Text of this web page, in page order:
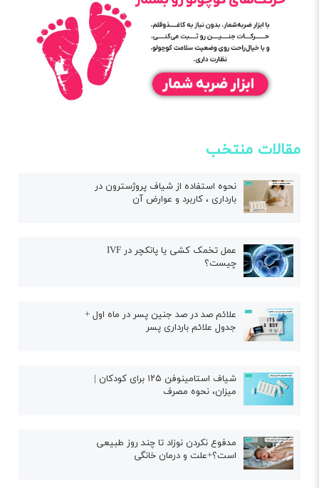
مقالات منتخب
نحوه استفاده از شیاف پروژسترون در
بارداری ، کاربرد و عوارض آن
عمل تخمک کشی یا پانکچر در IVF
چیست؟
علائم صد در صد جنین پسر در ماه اول +
جدول علائم بارداری پسر
شیاف استامینوفن ۱۲۵ برای کودکان |
میزان، نحوه مصرف
مدفوع نکردن نوزاد تا چند روز طبیعی
است؟+علت و درمان خانگی